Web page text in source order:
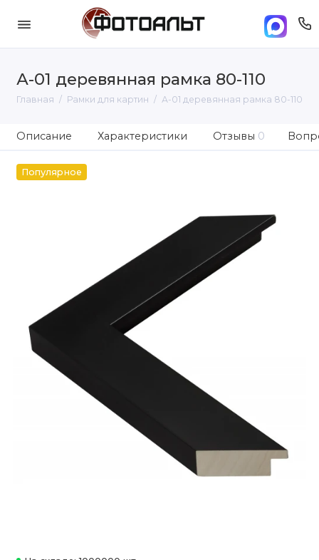
А-01 деревянная рамка 80-110
Главная Рамки для картин А-01 деревянная рамка 80-110
Описание Характеристики Отзывы 0
Популярное